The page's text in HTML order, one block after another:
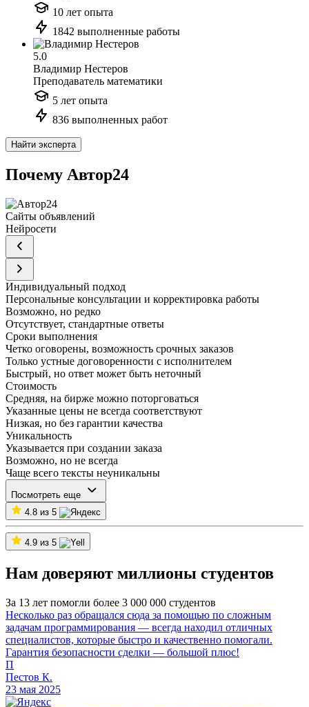
10 лет опыта
1842 выполненные работы
5.0
Владимир Нестеров
Преподаватель математики
5 лет опыта
836 выполненных работ
Найти эксперта
Почему Автор24
Сайты объявлений
Нейросети
Индивидуальный подход
Персональные консультации и корректировка работы
Возможно, но редко
Отсутствует, стандартные ответы
Сроки выполнения
Четко оговорены, возможность срочных заказов
Только устные договоренности с исполнителем
Быстрый, но ответ может быть неточный
Стоимость
Средняя, на бирже можно поторговаться
Указанные цены не всегда соответствуют
Низкая, но без гарантии качества
Уникальность
Указывается при создании заказа
Возможно, но не всегда
Чаще всего тексты неуникальны
Посмотреть еще
4.8 из 5
4.9 из 5
Нам доверяют миллионы студентов
За 13 лет помогли более 3 000 000 студентов
Несколько раз обращался сюда за помощью по сложным
задачам программирования — всегда находил отличных
специалистов, которые быстро и качественно помогали.
Гарантия безопасности сделки — большой плюс!
П
Пестов К.
23 мая 2025